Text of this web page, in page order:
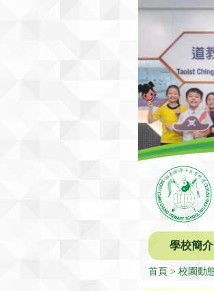
學校簡介
首頁 校園動